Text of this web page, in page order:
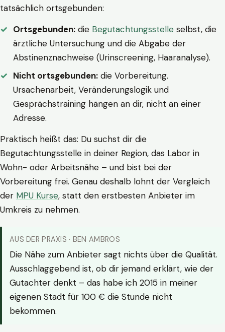
tatsächlich ortsgebunden:
Ortsgebunden: die Begutachtungsstelle selbst, die
ärztliche Untersuchung und die Abgabe der
Abstinenznachweise (Urinscreening, Haaranalyse).
Nicht ortsgebunden: die Vorbereitung.
Ursachenarbeit, Veränderungslogik und
Gesprächstraining hängen an dir, nicht an einer
Adresse.
Praktisch heißt das: Du suchst dir die
Begutachtungsstelle in deiner Region, das Labor in
Wohn- oder Arbeitsnähe – und bist bei der
Vorbereitung frei. Genau deshalb lohnt der Vergleich
der MPU Kurse, statt den erstbesten Anbieter im
Umkreis zu nehmen.
AUS DER PRAXIS · BEN AMBROS
Die Nähe zum Anbieter sagt nichts über die Qualität.
Ausschlaggebend ist, ob dir jemand erklärt, wie der
Gutachter denkt – das habe ich 2015 in meiner
eigenen Stadt für 100 € die Stunde nicht
bekommen.